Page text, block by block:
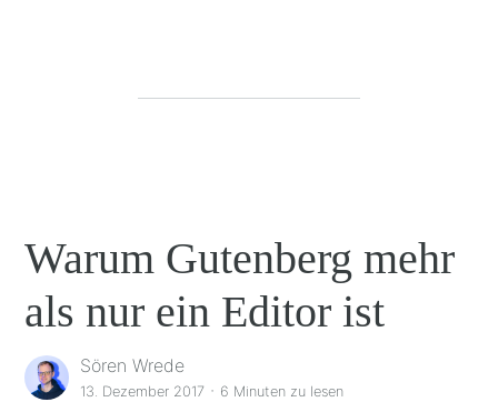
Warum Gutenberg mehr
als nur ein Editor ist
Sören Wrede
13. Dezember 2017 · 6 Minuten zu lesen